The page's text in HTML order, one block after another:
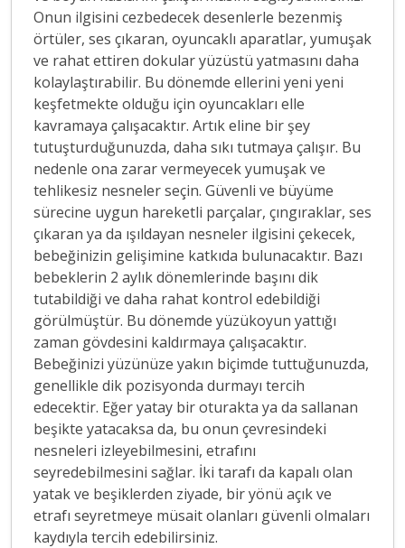
Onun ilgisini cezbedecek desenlerle bezenmiş
örtüler, ses çıkaran, oyuncaklı aparatlar, yumuşak
ve rahat ettiren dokular yüzüstü yatmasını daha
kolaylaştırabilir. Bu dönemde ellerini yeni yeni
keşfetmekte olduğu için oyuncakları elle
kavramaya çalışacaktır. Artık eline bir şey
tutuşturduğunuzda, daha sıkı tutmaya çalışır. Bu
nedenle ona zarar vermeyecek yumuşak ve
tehlikesiz nesneler seçin. Güvenli ve büyüme
sürecine uygun hareketli parçalar, çıngıraklar, ses
çıkaran ya da ışıldayan nesneler ilgisini çekecek,
bebeğinizin gelişimine katkıda bulunacaktır. Bazı
bebeklerin 2 aylık dönemlerinde başını dik
tutabildiği ve daha rahat kontrol edebildiği
görülmüştür. Bu dönemde yüzükoyun yattığı
zaman gövdesini kaldırmaya çalışacaktır.
Bebeğinizi yüzünüze yakın biçimde tuttuğunuzda,
genellikle dik pozisyonda durmayı tercih
edecektir. Eğer yatay bir oturakta ya da sallanan
beşikte yatacaksa da, bu onun çevresindeki
nesneleri izleyebilmesini, etrafını
seyredebilmesini sağlar. İki tarafı da kapalı olan
yatak ve beşiklerden ziyade, bir yönü açık ve
etrafı seyretmeye müsait olanları güvenli olmaları
kaydıyla tercih edebilirsiniz.